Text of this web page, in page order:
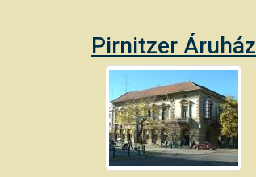
Pirnitzer Áruház